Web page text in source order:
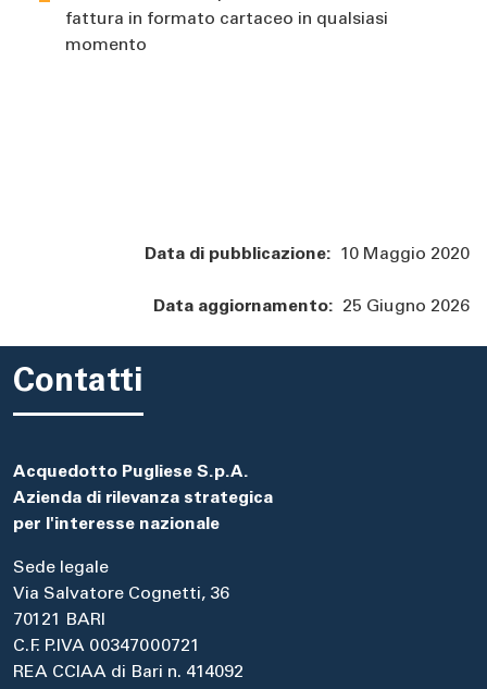
fattura in formato cartaceo in qualsiasi
momento
Data di pubblicazione: 10 Maggio 2020
Data aggiornamento: 25 Giugno 2026
Contatti
Acquedotto Pugliese S.p.A.
Azienda di rilevanza strategica
per l'interesse nazionale
Sede legale
Via Salvatore Cognetti, 36
70121 BARI
C.F. P.IVA 00347000721
REA CCIAA di Bari n. 414092